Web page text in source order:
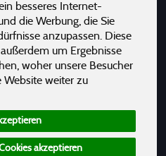
besseres Internet-
die Werbung, die Sie
anzupassen. Diese
um Ergebnisse
woher unsere Besucher
Website weiter zu
akzeptieren